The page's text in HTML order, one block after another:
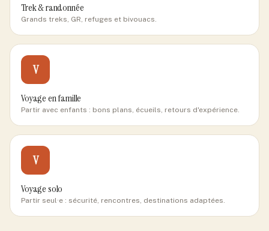
Trek & randonnée
Grands treks, GR, refuges et bivouacs.
V
Voyage en famille
Partir avec enfants : bons plans, écueils, retours d'expérience.
V
Voyage solo
Partir seul·e : sécurité, rencontres, destinations adaptées.